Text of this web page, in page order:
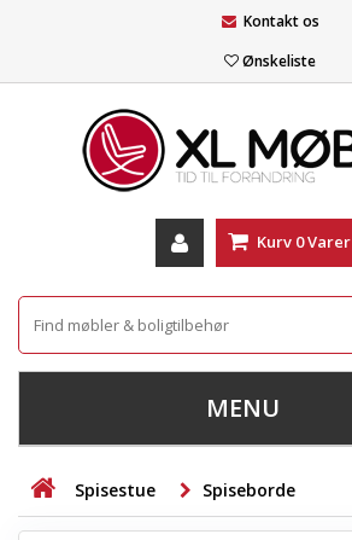
Kontakt os
Ønskeliste
Kurv 0Varer
MENU
STUE
Spisestue Spiseborde